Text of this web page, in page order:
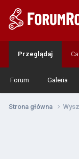
Przeglądaj
Forum Galeria
Strona główna